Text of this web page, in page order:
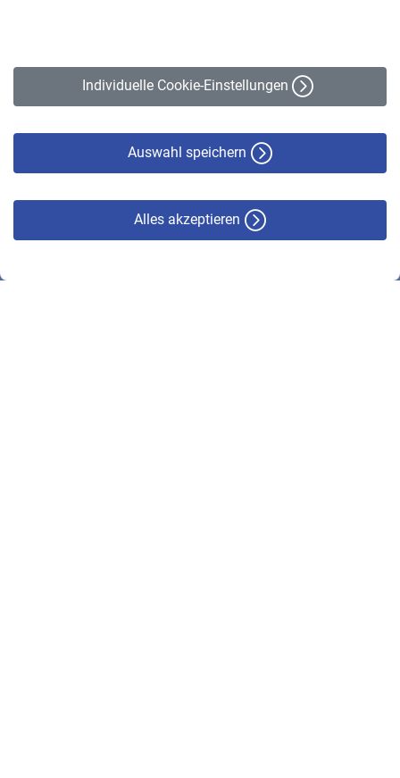
Individuelle Cookie-Einstellungen
Auswahl speichern
Alles akzeptieren
Erklärung zur Barrierefreiheit
© VBL 2026